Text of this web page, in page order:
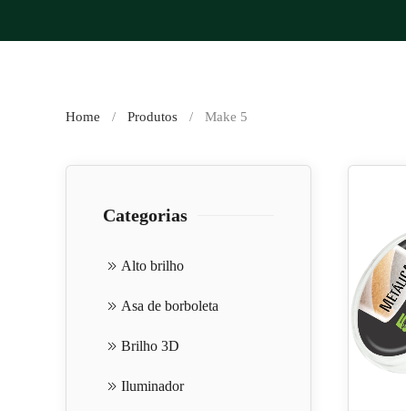
Home Produtos Make 5
Categorias
Alto brilho
Asa de borboleta
Brilho 3D
Iluminador